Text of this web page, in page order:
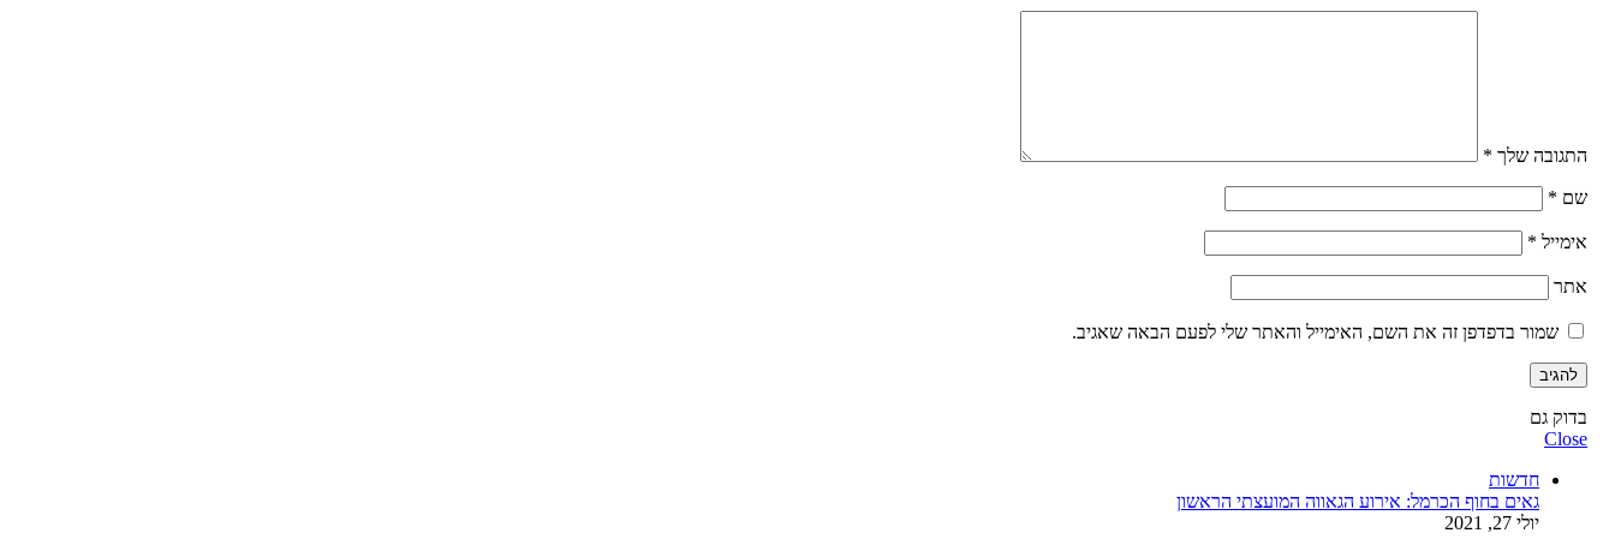
התגובה שלך *
שם *
אימייל *
אתר
שמור בדפדפן זה את השם, האימייל והאתר שלי לפעם הבאה שאגיב.
בדוק גם
Close
חדשות
גאים בחוף הכרמל: אירוע הגאווה המועצתי הראשון
יולי 27, 2021